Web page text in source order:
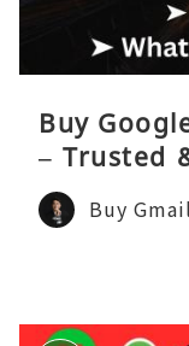
Buy
– Trusted
6
Buy